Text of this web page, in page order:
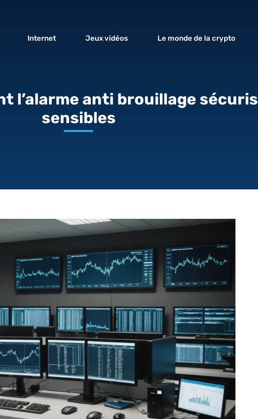
Internet Jeux vidéos Le monde de la crypto
l’alarme anti brouillage
sensibles